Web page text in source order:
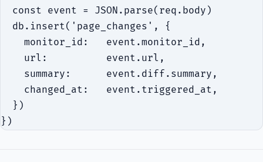
  const event = JSON.parse(req.body)
  db.insert('page_changes', {
    monitor_id:   event.monitor_id,
    url:          event.url,
    summary:      event.diff.summary,
    changed_at:   event.triggered_at,
  })